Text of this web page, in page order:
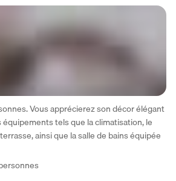
Vous apprécierez son décor élégant
tels que la climatisation, le
ainsi que la salle de bains équipée